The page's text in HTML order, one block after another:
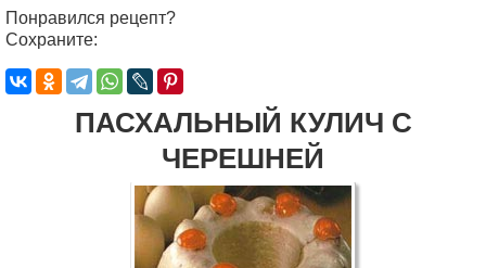
Понравился рецепт?
Сохраните:
ПАСХАЛЬНЫЙ КУЛИЧ С
ЧЕРЕШНЕЙ